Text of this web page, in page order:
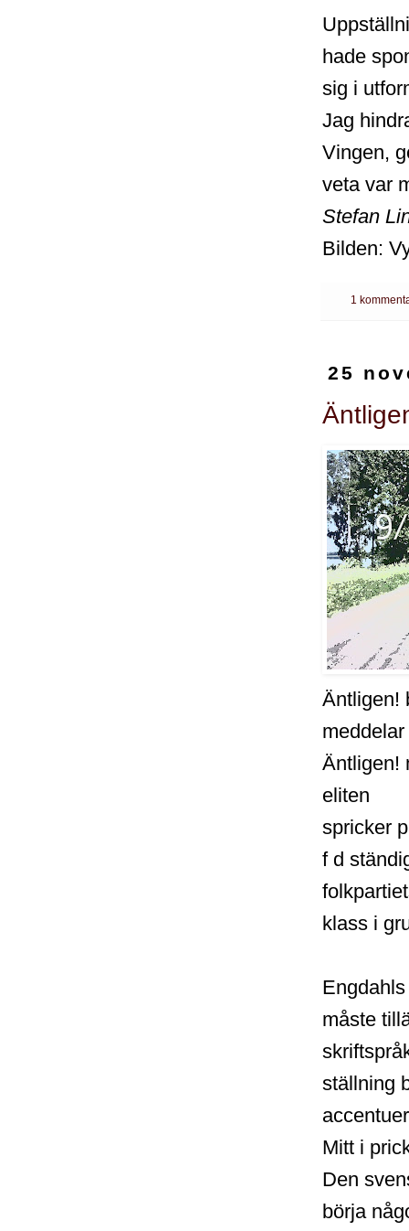
hade
sig i
Jag
Vingen,
veta var
Stefan
Bilden:
1
25
Äntligen!
Äntligen!
eliten
spricker
f d
klass i
måste
ställning
Mitt i
Den
börja